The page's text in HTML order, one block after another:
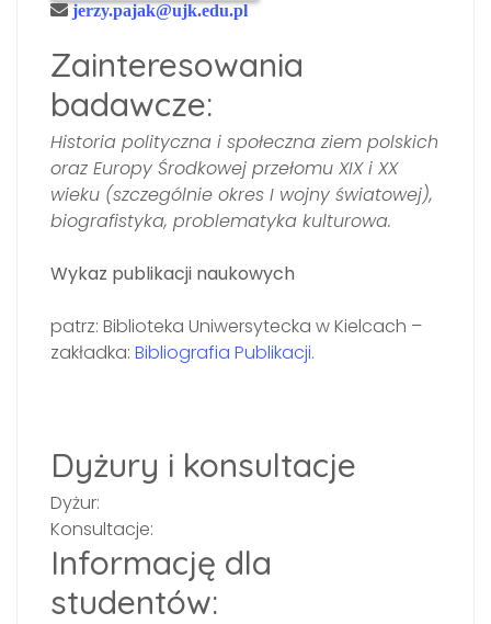
jerzy.pajak@ujk.edu.pl
Zainteresowania
badawcze:
Historia polityczna i społeczna ziem polskich
oraz Europy Środkowej przełomu XIX i XX
wieku (szczególnie okres I wojny światowej),
biografistyka, problematyka kulturowa.
Wykaz publikacji naukowych
patrz: Biblioteka Uniwersytecka w Kielcach –
zakładka: Bibliografia Publikacji.
Dyżury i konsultacje
Dyżur:
Konsultacje:
Informację dla
studentów: